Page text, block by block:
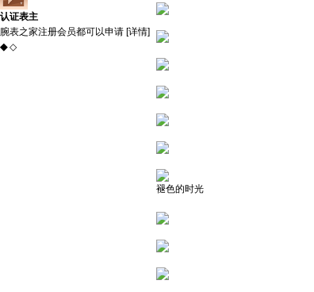
认证表主
腕表之家注册会员都可以申请 [详情]
◆ ◇
褪色的时光